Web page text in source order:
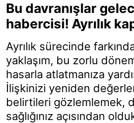
Bu davranışlar
habercisi! Ayrılık
Ayrılık sürecinde
yaklaşım, bu zorlu
hasarla atlatmanıza
İlişkinizi yeniden
belirtileri gözlemlemek,
sağlığınız açısından